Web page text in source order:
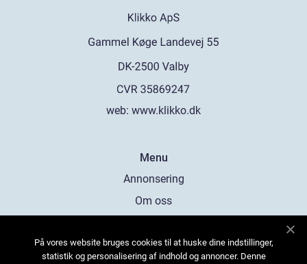
web: www.klikko.dk
Menu
Annonsering
Om oss
Kontakta oss
På vores website bruges cookies til at huske dine indstillinger,
statistik og personalisering af indhold og annoncer. Denne